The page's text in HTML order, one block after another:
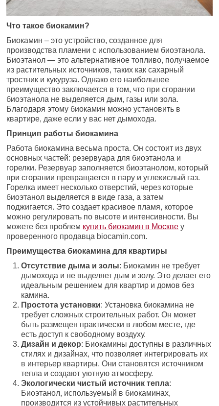
Что такое биокамин?
Биокамин – это устройство, созданное для
производства пламени с использованием биоэтанола.
Биоэтанол — это альтернативное топливо, получаемое
из растительных источников, таких как сахарный
тростник и кукуруза. Однако его наибольшее
преимущество заключается в том, что при сгорании
биоэтанола не выделяется дым, газы или зола.
Благодаря этому биокамин можно установить в
квартире, даже если у вас нет дымохода.
Принцип работы биокамина
Работа биокамина весьма проста. Он состоит из двух
основных частей: резервуара для биоэтанола и
горелки. Резервуар заполняется биоэтанолом, который
при сгорании превращается в пару и углекислый газ.
Горелка имеет несколько отверстий, через которые
биоэтанол выделяется в виде газа, а затем
поджигается. Это создает красивое пламя, которое
можно регулировать по высоте и интенсивности. Вы
можете без проблем купить биокамин в Москве у
проверенного продавца biocamin.com.
Преимущества биокамина для квартиры
Отсутствие дыма и золы: Биокамин не требует
дымохода и не выделяет дым и золу. Это делает его
идеальным решением для квартир и домов без
камина.
Простота установки: Установка биокамина не
требует сложных строительных работ. Он может
быть размещен практически в любом месте, где
есть доступ к свободному воздуху.
Дизайн и декор: Биокамины доступны в различных
стилях и дизайнах, что позволяет интегрировать их
в интерьер квартиры. Они становятся источником
тепла и создают уютную атмосферу.
Экологически чистый источник тепла:
Биоэтанол, используемый в биокаминах,
производится из устойчивых растительных